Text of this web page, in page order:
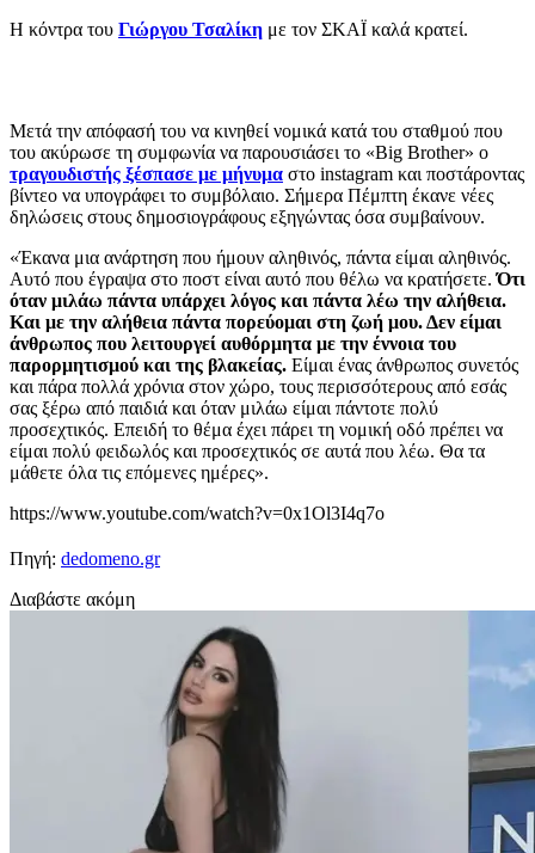
Η κόντρα του Γιώργου Τσαλίκη με τον ΣΚΑΪ καλά κρατεί.
Μετά την απόφασή του να κινηθεί νομικά κατά του σταθμού που
του ακύρωσε τη συμφωνία να παρουσιάσει το «Big Brother» ο
τραγουδιστής ξέσπασε με μήνυμα στο instagram και ποστάροντας
βίντεο να υπογράφει το συμβόλαιο. Σήμερα Πέμπτη έκανε νέες
δηλώσεις στους δημοσιογράφους εξηγώντας όσα συμβαίνουν.
«Έκανα μια ανάρτηση που ήμουν αληθινός, πάντα είμαι αληθινός.
Αυτό που έγραψα στο ποστ είναι αυτό που θέλω να κρατήσετε.Ότι
όταν μιλάω πάντα υπάρχει λόγος και πάντα λέω την αλήθεια.
Και με την αλήθεια πάντα πορεύομαι στη ζωή μου. Δεν είμαι
άνθρωπος που λειτουργεί αυθόρμητα με την έννοια του
παρορμητισμού και της βλακείας. Είμαι ένας άνθρωπος συνετός
και πάρα πολλά χρόνια στον χώρο, τους περισσότερους από εσάς
σας ξέρω από παιδιά και όταν μιλάω είμαι πάντοτε πολύ
προσεχτικός. Επειδή το θέμα έχει πάρει τη νομική οδό πρέπει να
είμαι πολύ φειδωλός και προσεχτικός σε αυτά που λέω. Θα τα
μάθετε όλα τις επόμενες ημέρες».
https://www.youtube.com/watch?v=0x1Ol3I4q7o
Πηγή: dedomeno.gr
Διαβάστε ακόμη